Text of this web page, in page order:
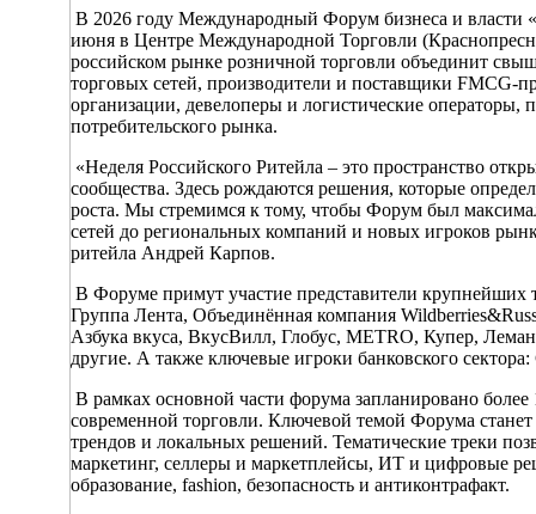
В 2026 году Международный Форум бизнеса и власти
июня в Центре Международной Торговли
российском рынке розничной торговли объединит
торговых сетей, производители и поставщики FMCG-
организации, девелоперы и логистические операторы,
потребительского рынка.
«Неделя Российского Ритейла – это пространство
сообщества. Здесь рождаются решения, которые
роста. Мы стремимся к тому, чтобы Форум был
сетей до региональных компаний и новых игроков
ритейла Андрей Карпов.
В Форуме примут участие представители крупнейших
Группа Лента, Объединённая компания
Азбука вкуса, ВкусВилл, Глобус, METRO, Купер,
другие. А также ключевые игроки банковского
В рамках основной части форума запланировано
современной торговли. Ключевой темой Форума
трендов и локальных решений. Тематические треки
маркетинг, селлеры и маркетплейсы, ИТ и цифровые
образование, fashion, безопасность и антиконтрафакт.